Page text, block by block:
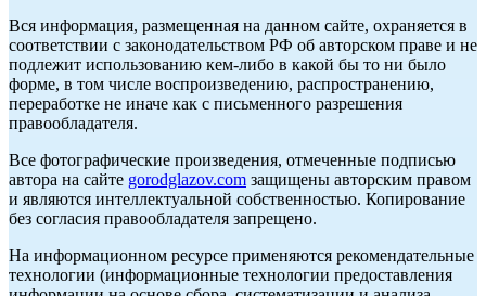
Вся информация, размещенная на данном сайте, охраняется в
соответствии с законодательством РФ об авторском праве и не
подлежит использованию кем-либо в какой бы то ни было
форме, в том числе воспроизведению, распространению,
переработке не иначе как с письменного разрешения
правообладателя.
Все фотографические произведения, отмеченные подписью
автора на сайте gorodglazov.com защищены авторским правом
и являются интеллектуальной собственностью. Копирование
без согласия правообладателя запрещено.
На информационном ресурсе применяются рекомендательные
технологии (информационные технологии предоставления